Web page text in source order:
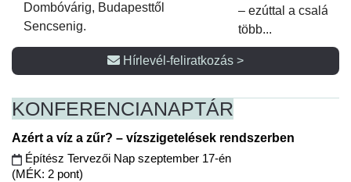
Dombóvárig, Budapesttől
Sencsenig.
– ezúttal a családi
több...
Hírlevél-feliratkozás >
KONFERENCIANAPTÁR
Azért a víz a zűr? – vízszigetelések rendszerben
Építész Tervezői Nap szeptember 17-én
(MÉK: 2 pont)